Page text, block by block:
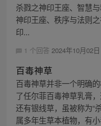
杀戮之神印王座、智慧
神印王座、秩序与法则
印...
1 个回答 2024年10月02
百毒神草
百毒神草并非一个明确
了任尔菲百毒神草乳膏
还有银线草，虽被称为“
属多年生草本植物，有